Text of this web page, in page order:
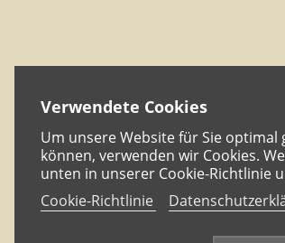
Verwendete Cookies
Um unsere Website für Sie
können, verwenden wir Cookies.
unten in unserer Cookie-Richtlinie
Cookie-Richtlinie